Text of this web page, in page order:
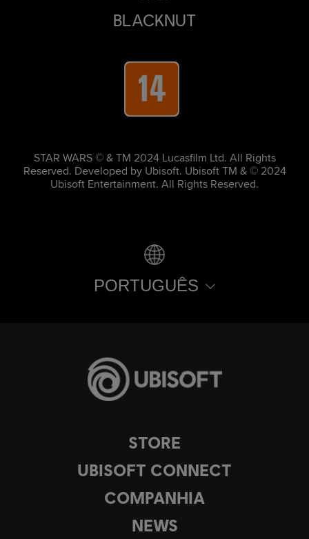
STORE
UBISOFT CONNECT
COMPANHIA
NEWS
BLACKNUT
STAR WARS © & TM 2024 Lucasfilm Ltd. All Rights
Reserved. Developed by Ubisoft. Ubisoft TM & © 2024
Ubisoft Entertainment. All Rights Reserved.
PORTUGUÊS